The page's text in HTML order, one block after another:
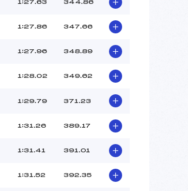
1:27.63 344.86
1:27.86 347.66
1:27.96 348.89
1:28.02 349.62
1:29.79 371.23
1:31.26 389.17
1:31.41 391.01
1:31.52 392.35